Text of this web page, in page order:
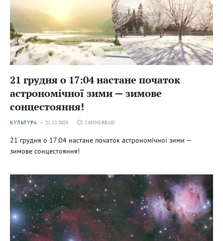
21 грудня о 17:04 настане початок
астрономічної зими — зимове
сонцестояння!
КУЛЬТУРА 21.12.2025 2 MINS READ
21 грудня о 17:04 настане початок астрономічної зими —
зимове сонцестояння!